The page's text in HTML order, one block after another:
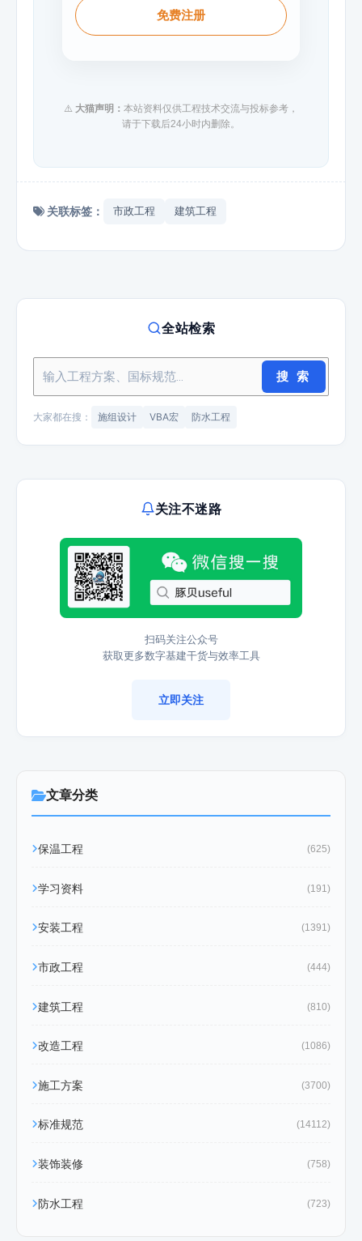
免费注册
⚠️ 大猫声明： 本站资料仅供工程技术交流与投标参考，
请于下载后24小时内删除。
关联标签： 市政工程 建筑工程
全站检索
搜 索
大家都在搜： 施组设计 VBA宏 防水工程
关注不迷路
扫码关注公众号
获取更多数字基建干货与效率工具
立即关注
文章分类
保温工程 (625)
学习资料 (191)
安装工程 (1391)
市政工程 (444)
建筑工程 (810)
改造工程 (1086)
施工方案 (3700)
标准规范 (14112)
装饰装修 (758)
防水工程 (723)